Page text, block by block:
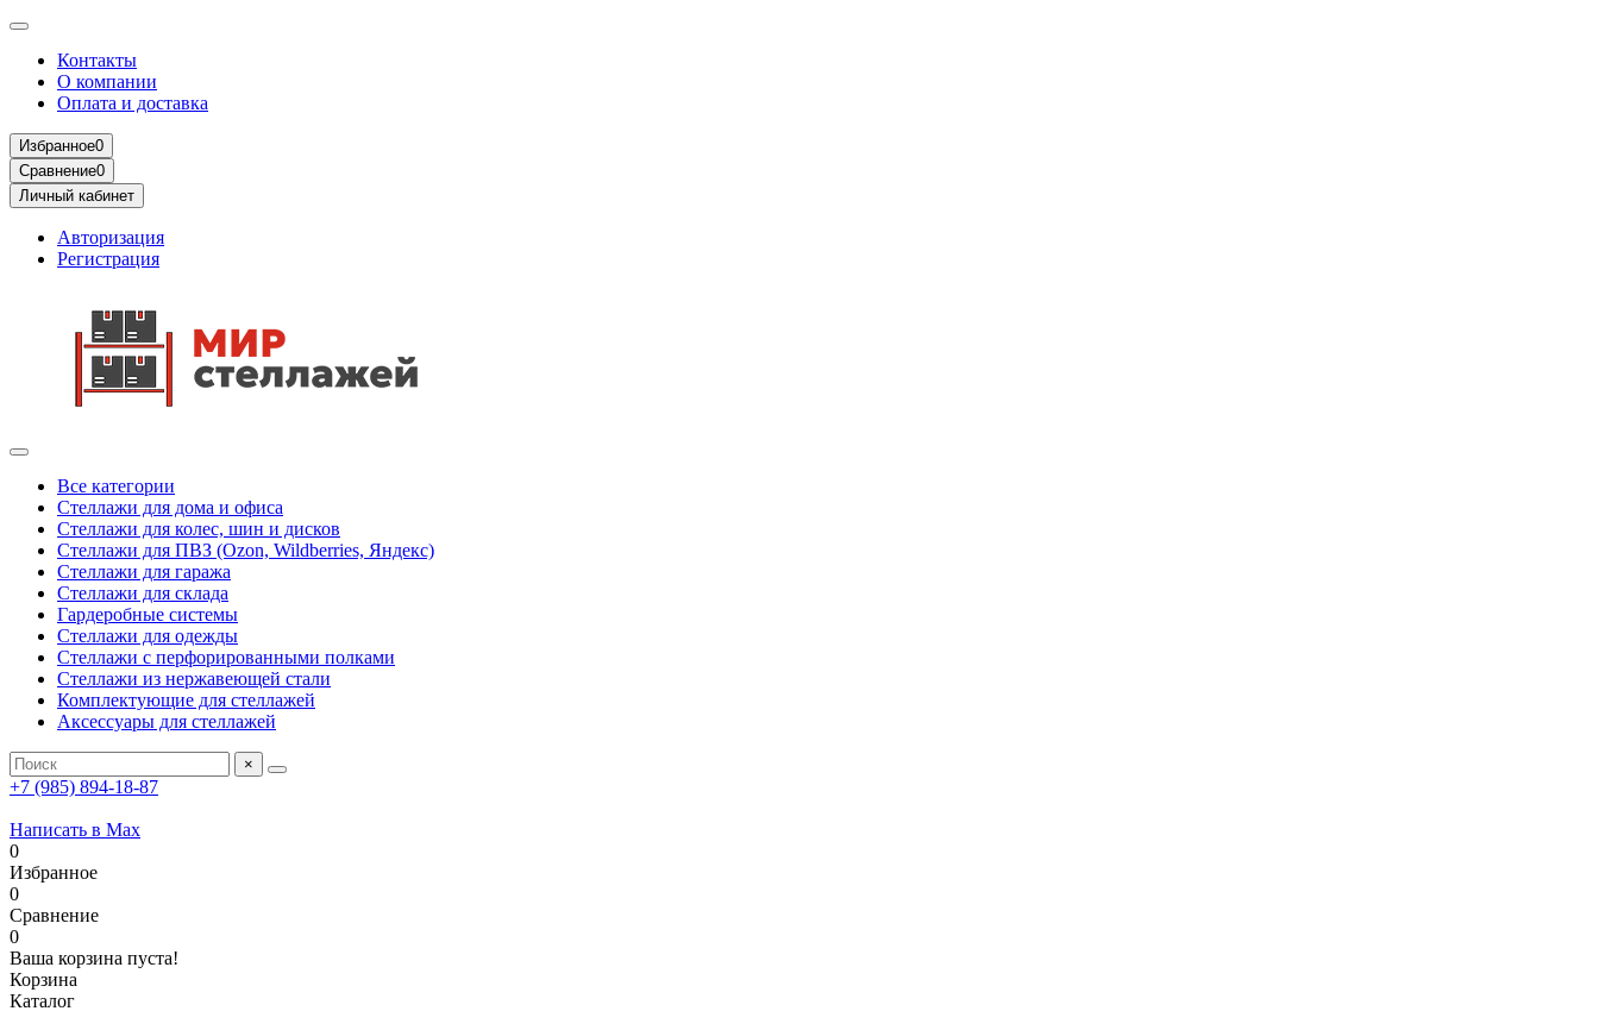
Контакты
О компании
Оплата и доставка
Избранное0
Сравнение0
Личный кабинет
Авторизация
Регистрация
Все категории
Стеллажи для дома и офиса
Стеллажи для колес, шин и дисков
Стеллажи для ПВЗ (Ozon, Wildberries, Яндекс)
Стеллажи для гаража
Стеллажи для склада
Гардеробные системы
Стеллажи для одежды
Стеллажи с перфорированными полками
Стеллажи из нержавеющей стали
Комплектующие для стеллажей
Аксессуары для стеллажей
×
+7 (985) 894-18-87
Написать в Max
0
Избранное
0
Сравнение
0
Ваша корзина пуста!
Корзина
Каталог